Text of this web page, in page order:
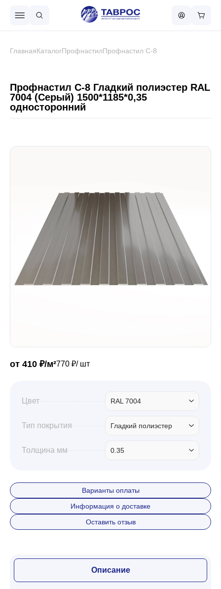
Металлочерепица
Сваи винтовые
Забор
Кровля
Профили для гипсокартона
ГлавнаяКаталогПрофнастилПрофнастил С-8
Профнастил С-8 Гладкий полиэстер RAL
7004 (Серый) 1500*1185*0,35
односторонний
от 410 ₽/м²770 ₽/ шт
Цвет RAL 7004
Тип покрытия Гладкий полиэстер
Толщина мм 0.35
Варианты оплаты
Информация о доставке
Оставить отзыв
Описание